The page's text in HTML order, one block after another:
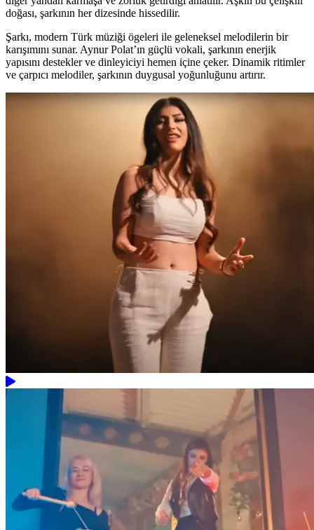
doğası, şarkının her dizesinde hissedilir.
Şarkı, modern Türk müziği ögeleri ile geleneksel melodilerin bir
karışımını sunar. Aynur Polat’ın güçlü vokali, şarkının enerjik
yapısını destekler ve dinleyiciyi hemen içine çeker. Dinamik ritimler
ve çarpıcı melodiler, şarkının duygusal yoğunluğunu artırır.